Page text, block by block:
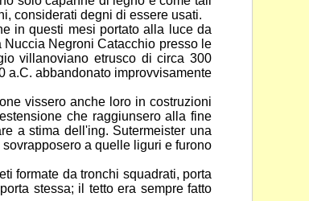
considerati degni di essere usati.
in questi mesi portato alla luce da
Negroni Catacchio presso le
villanoviano etrusco di circa 300
a.C. abbandonato improvvisamente
vissero anche loro in costruzioni
che raggiunsero alla fine
a stima dell'ing. Sutermeister una
sovrapposero a quelle liguri e furono
formate da tronchi squadrati, porta
stessa; il tetto era sempre fatto